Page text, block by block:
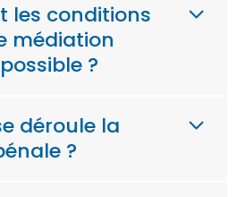
les conditions
médiation
?
déroule la
?